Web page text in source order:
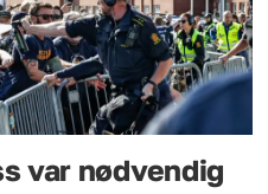
var nødvendig